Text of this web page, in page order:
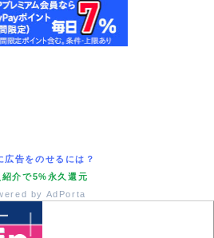
広告をのせるには？
紹介で5%永久還元
by AdPorta